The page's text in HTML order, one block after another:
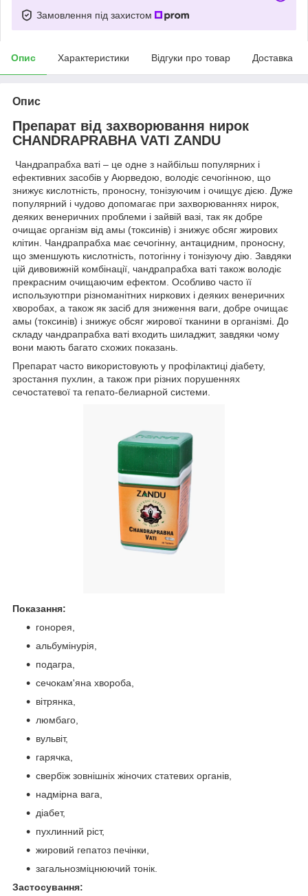
Замовлення під захистом
Опис Характеристики Відгуки про товар Доставка
Опис
Препарат від захворювання нирок
CHANDRAPRABHA VATI ZANDU
Чандрапрабха ваті – це одне з найбільш популярних і
ефективних засобів у Аюрведою, володіє сечогінною, що
знижує кислотність, проносну, тонізуючим і очищує дією. Дуже
популярний і чудово допомагає при захворюваннях нирок,
деяких венеричних проблеми і зайвій вазі, так як добре
очищає організм від амы (токсинів) і знижує обсяг жирових
клітин. Чандрапрабха має сечогінну, антацидним, проносну,
що зменшують кислотність, потогінну і тонізуючу дію. Завдяки
цій дивовижній комбінації, чандрапрабха ваті також володіє
прекрасним очищаючим ефектом. Особливо часто її
используютпри різноманітних ниркових і деяких венеричних
хворобах, а також як засіб для зниження ваги, добре очищає
амы (токсинів) і знижує обсяг жирової тканини в організмі. До
складу чандрапрабха ваті входить шиладжит, завдяки чому
вони мають багато схожих показань.
Препарат часто використовують у профілактиці діабету,
зростання пухлин, а також при різних порушеннях
сечостатевої та гепато-белиарной системи.
Показання:
гонорея,
альбумінурія,
подагра,
сечокам'яна хвороба,
вітрянка,
люмбаго,
вульвіт,
гарячка,
свербіж зовнішніх жіночих статевих органів,
надмірна вага,
діабет,
пухлинний ріст,
жировий гепатоз печінки,
загальнозміцнюючий тонік.
Застосування: